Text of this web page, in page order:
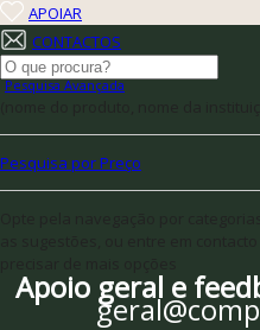
APOIAR
CONTACTOS
Pesquisa Avançada
Pesquisa por Preço
Apoio geral e